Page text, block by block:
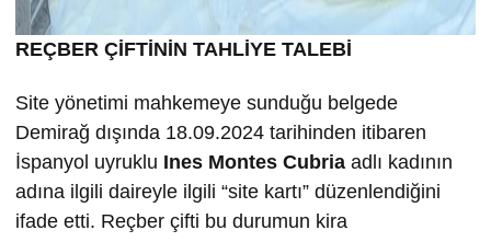
REÇBER ÇİFTİNİN TAHLİYE TALEBİ
Site yönetimi mahkemeye sunduğu belgede
Demirağ dışında 18.09.2024 tarihinden itibaren
İspanyol uyruklu Ines Montes Cubria adlı kadının
adına ilgili daireyle ilgili “site kartı” düzenlendiğini
ifade etti. Reçber çifti bu durumun kira